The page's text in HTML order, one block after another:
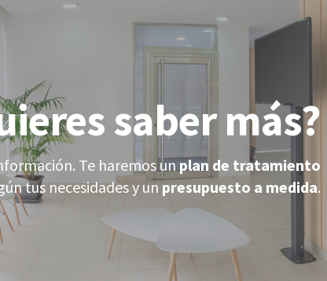
saber más?
Te haremos unplan de tratamiento
tus necesidades y unpresupuesto a medida.